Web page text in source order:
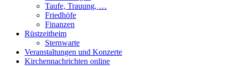
Taufe, Trauung, …
Friedhöfe
Finanzen
Rüstzeitheim
Sternwarte
Veranstaltungen und Konzerte
Kirchennachrichten online